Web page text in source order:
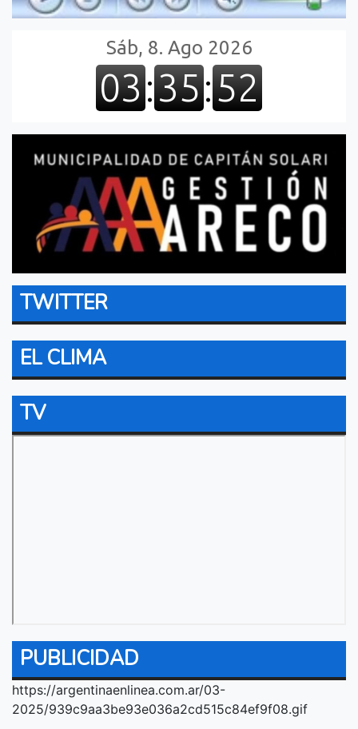
TWITTER
EL CLIMA
TV
PUBLICIDAD
https://argentinaenlinea.com.ar/03-
2025/939c9aa3be93e036a2cd515c84ef9f08.gif